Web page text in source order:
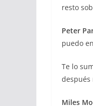
resto
Peter
puedo
Te lo
después
Miles